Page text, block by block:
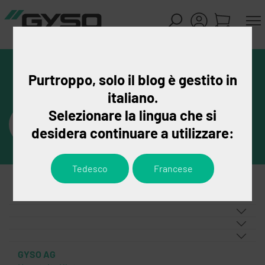
GYSO AG
Purtroppo, solo il blog è gestito in
italiano.
Selezionare la lingua che si
desidera continuare a utilizzare:
Tedesco Francese